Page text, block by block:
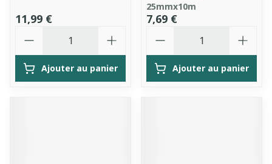
11,99 €
Ajouter au panier
25mmx10m
7,69 €
Ajouter au panier